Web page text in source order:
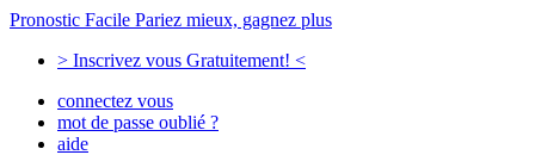
Pronostic Facile Pariez mieux, gagnez plus
> Inscrivez vous Gratuitement! <
connectez vous
mot de passe oublié ?
aide